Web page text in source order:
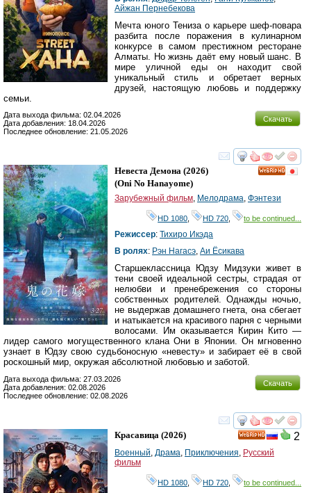
Айжан Пернебекова
Мечта юного Тениза о карьере шеф-повара
разбита после поражения в кулинарном
конкурсе в самом престижном ресторане
Алматы. Но жизнь даёт ему новый шанс. В
мире уличной еды он находит свой
уникальный стиль и обретает верных
друзей, настоящую любовь и поддержку
семьи.
Скачать
Дата выхода фильма: 02.04.2026
Дата добавления: 18.04.2026
Последнее обновление: 21.05.2026
смотреть
Невеста Демона (2026)
(Oni No Hanayome)
Зарубежный фильм, Мелодрама, Фэнтези
HD 1080, HD 720, to be continued...
Режиссер: Тихиро Икэда
В ролях: Рэн Нагасэ, Аи Ёсикава
Старшеклассница Юдзу Мидзуки живет в
тени своей идеальной сестры, страдая от
нелюбви и пренебрежения со стороны
собственных родителей. Однажды ночью,
не выдержав домашнего гнета, она сбегает
и натыкается на красивого парня с черными
волосами. Им оказывается Кирин Кито —
лидер самого могущественного клана Они в Японии. Он мгновенно
узнает в Юдзу свою судьбоносную «невесту» и забирает её в свой
роскошный мир, окружая абсолютной любовью и заботой.
Скачать
Дата выхода фильма: 27.03.2026
Дата добавления: 02.08.2026
Последнее обновление: 02.08.2026
смотреть
2
Красавица (2026)
Военный, Драма, Приключения, Русский
фильм
HD 1080 HD 720 to be continued...